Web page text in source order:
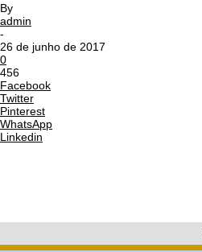
By
admin
-
26 de junho de 2017
0
456
Facebook
Twitter
Pinterest
WhatsApp
Linkedin